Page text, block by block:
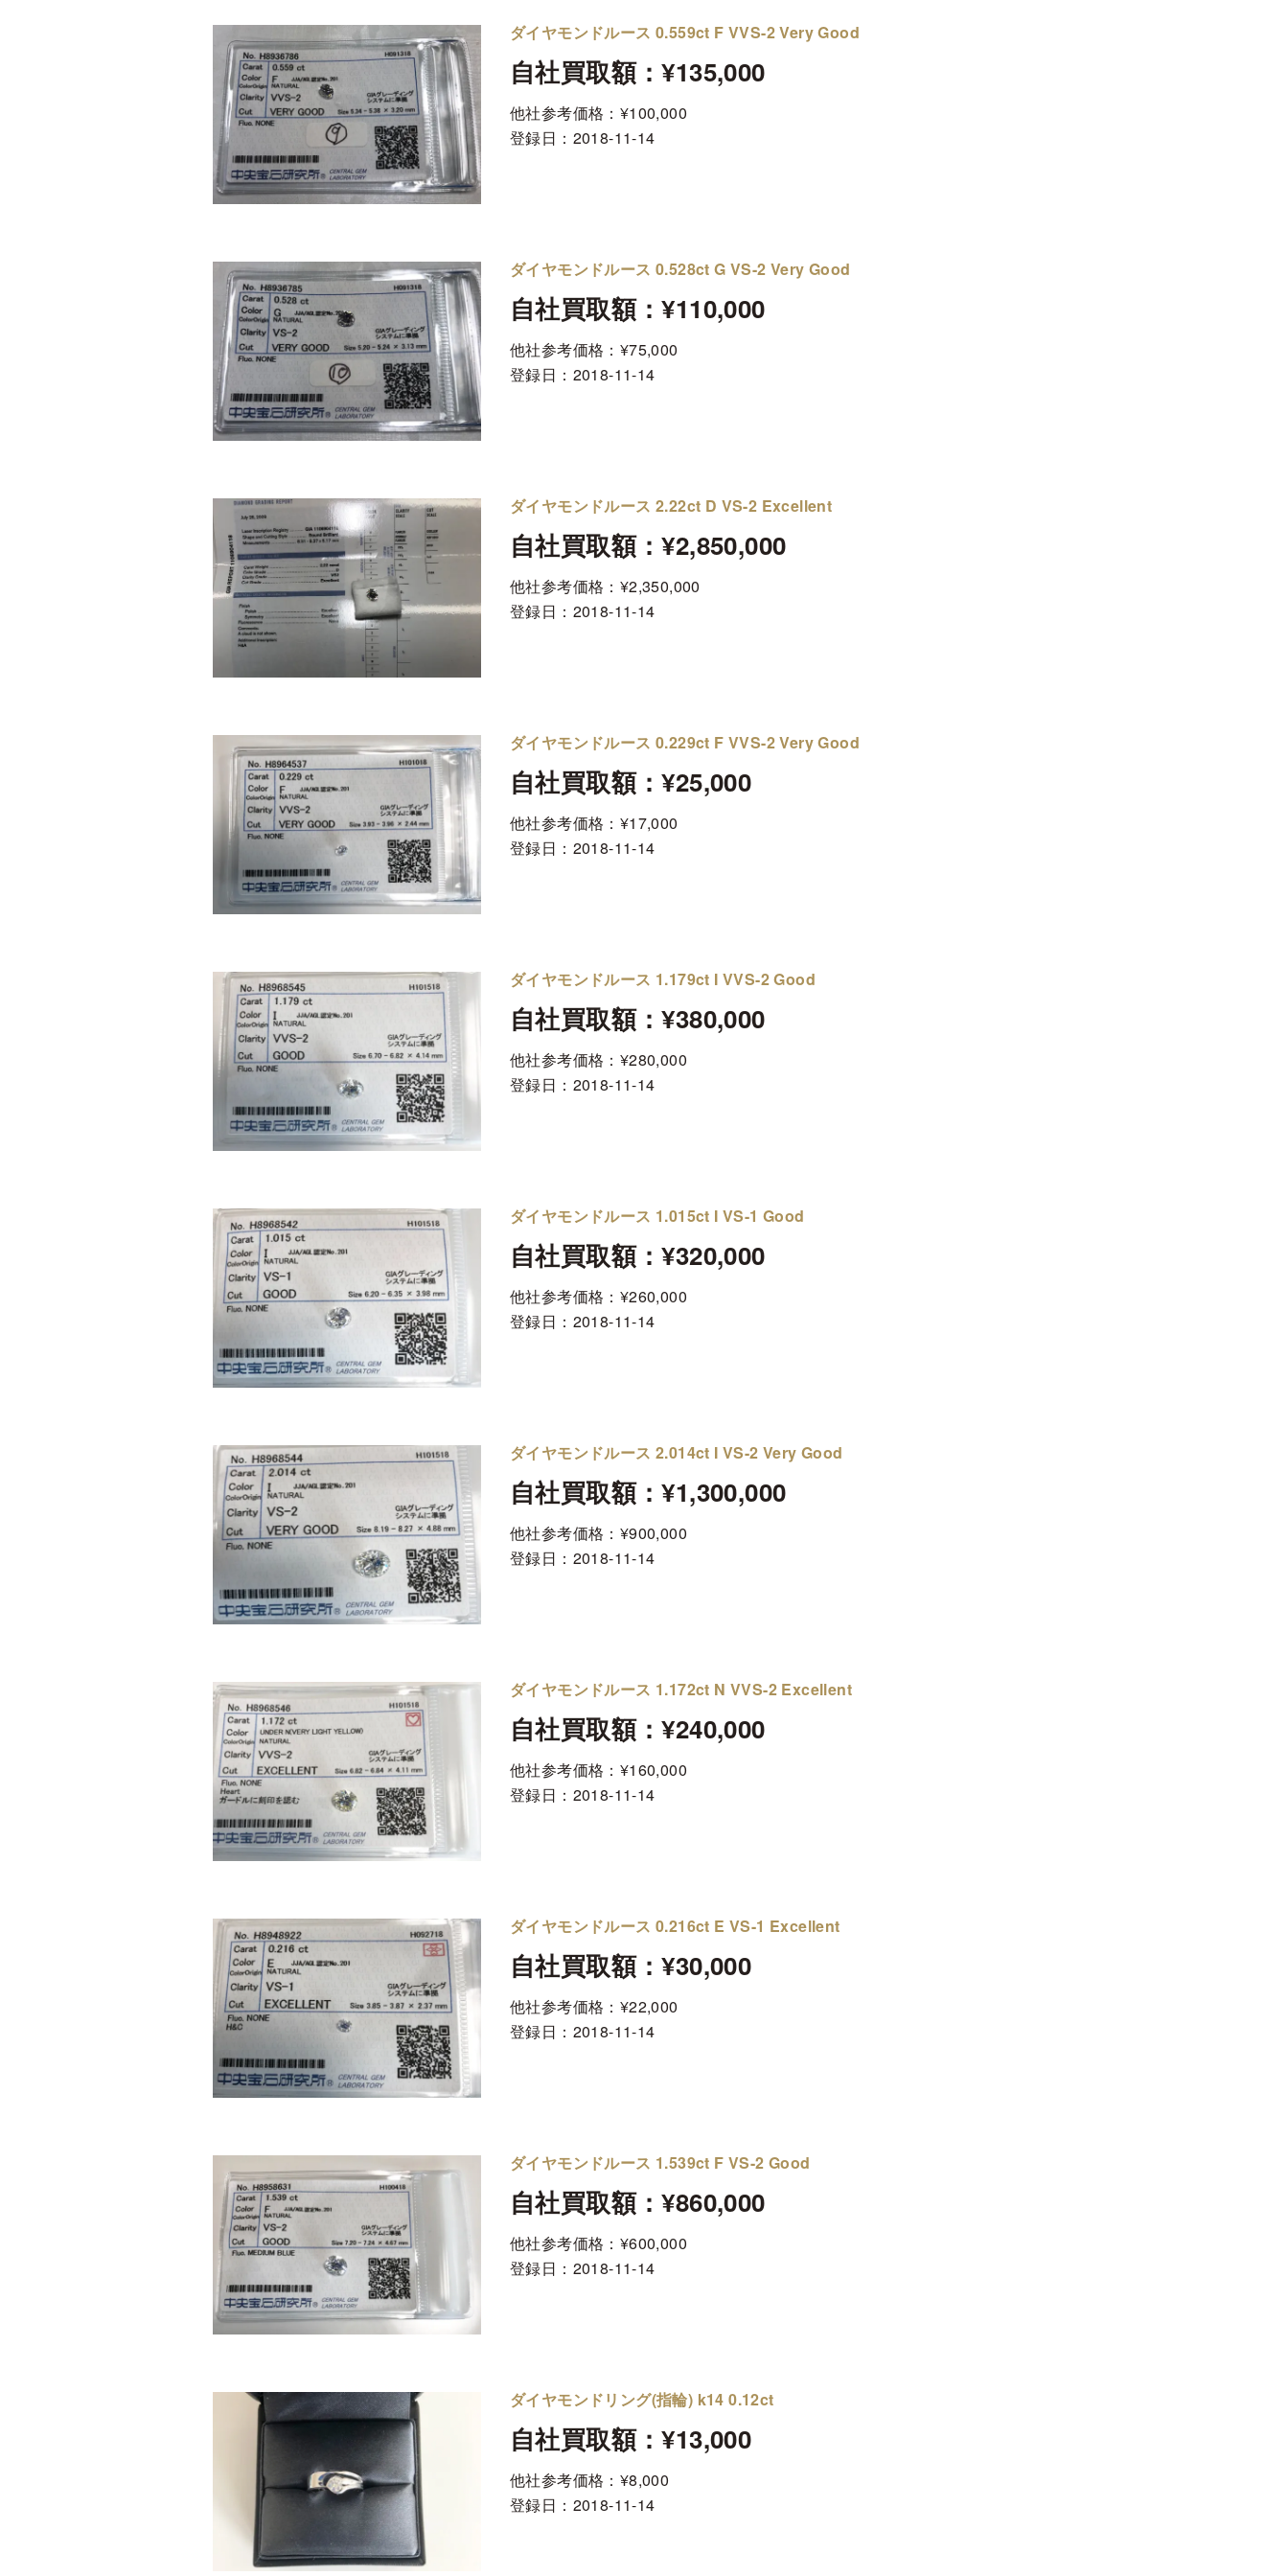
ダイヤモンドルース 0.559ct F VVS-2 Very Good
自社買取額：¥135,000
他社参考価格：¥100,000
登録日： 2018-11-14
ダイヤモンドルース 0.528ct G VS-2 Very Good
自社買取額：¥110,000
他社参考価格：¥75,000
登録日： 2018-11-14
ダイヤモンドルース 2.22ct D VS-2 Excellent
自社買取額：¥2,850,000
他社参考価格：¥2,350,000
登録日： 2018-11-14
ダイヤモンドルース 0.229ct F VVS-2 Very Good
自社買取額：¥25,000
他社参考価格：¥17,000
登録日： 2018-11-14
ダイヤモンドルース 1.179ct I VVS-2 Good
自社買取額：¥380,000
他社参考価格：¥280,000
登録日： 2018-11-14
ダイヤモンドルース 1.015ct I VS-1 Good
自社買取額：¥320,000
他社参考価格：¥260,000
登録日： 2018-11-14
ダイヤモンドルース 2.014ct I VS-2 Very Good
自社買取額：¥1,300,000
他社参考価格：¥900,000
登録日： 2018-11-14
ダイヤモンドルース 1.172ct N VVS-2 Excellent
自社買取額：¥240,000
他社参考価格：¥160,000
登録日： 2018-11-14
ダイヤモンドルース 0.216ct E VS-1 Excellent
自社買取額：¥30,000
他社参考価格：¥22,000
登録日： 2018-11-14
ダイヤモンドルース 1.539ct F VS-2 Good
自社買取額：¥860,000
他社参考価格：¥600,000
登録日： 2018-11-14
ダイヤモンドリング(指輪) k14 0.12ct
自社買取額：¥13,000
他社参考価格：¥8,000
登録日： 2018-11-14